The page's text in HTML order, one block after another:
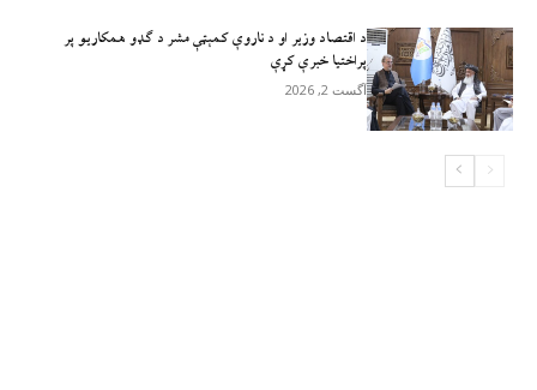
د اقتصاد وزیر او د ناروې کمېټې مشر د ګډو همکاریو پر
پراختیا خبرې کړې
آگست 2, 2026